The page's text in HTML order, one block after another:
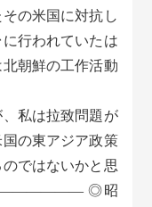
の米国に対抗し
行われていたは
朝鮮の工作活動
私は拉致問題が
の東アジア政策
ではないかと思
◎昭